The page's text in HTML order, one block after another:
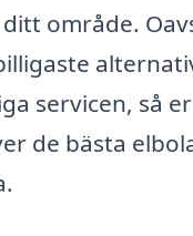
område.
servicen, så
de bästa